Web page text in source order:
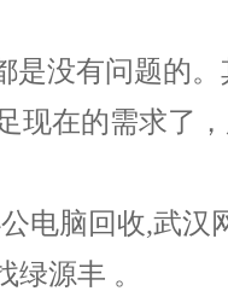
没有问题的
在的需求了，
电脑回收,武汉
源丰 。